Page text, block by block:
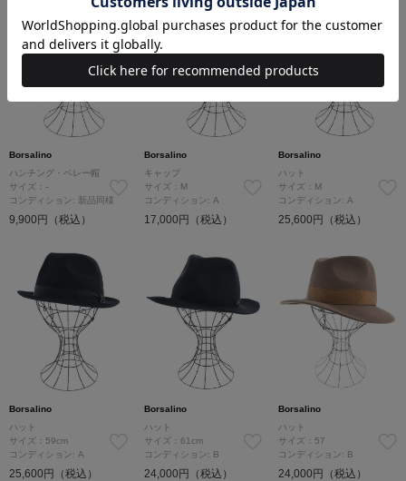
Borsalino
ハンチング・ベレー帽
サイズ：-
コンディション: 新品同様
9,900円（税込）
Borsalino
キャップ
サイズ：M
コンディション: A
17,000円（税込）
Borsalino
ハット
サイズ：M
コンディション: A
25,600円（税込）
Borsalino
ハット
サイズ：59cm
コンディション: A
25,600円（税込）
Borsalino
ハット
サイズ：61cm
コンディション: B
24,000円（税込）
Borsalino
ハット
サイズ：57
コンディション: B
24,000円（税込）